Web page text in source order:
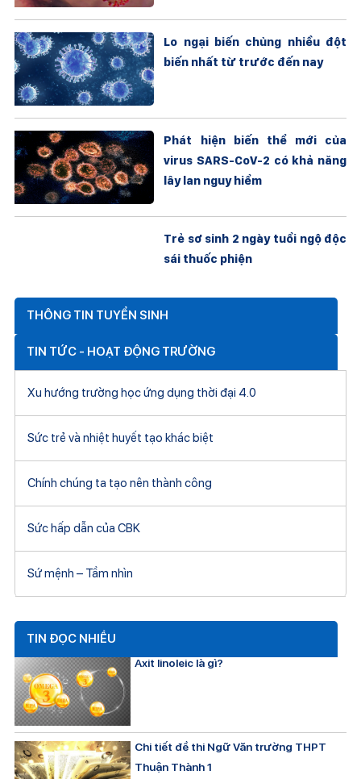
Lo ngại biến chủng nhiều đột
biến nhất từ trước đến nay
Phát hiện biến thể mới của
virus SARS-CoV-2 có khả năng
lây lan nguy hiểm
Trẻ sơ sinh 2 ngày tuổi ngộ độc
sái thuốc phiện
THÔNG TIN TUYỂN SINH
TIN TỨC - HOẠT ĐỘNG TRƯỜNG
Xu hướng trường học ứng dụng thời đại 4.0
Sức trẻ và nhiệt huyết tạo khác biệt
Chính chúng ta tạo nên thành công
Sức hấp dẫn của CBK
Sứ mệnh – Tầm nhìn
TIN ĐỌC NHIỀU
Axit linoleic là gì?
Chi tiết đề thi Ngữ Văn trường THPT
Thuận Thành 1